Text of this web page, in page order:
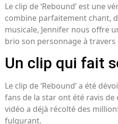
Le clip de ‘Rebound’ est une
combine parfaitement chant,
musicale, Jennifer nous offre
brio son personnage à
Un clip qui fait
Le clip de ‘Rebound’ a été
fans de la star ont été ravis
vidéo a déjà récolté des
fulgurant.